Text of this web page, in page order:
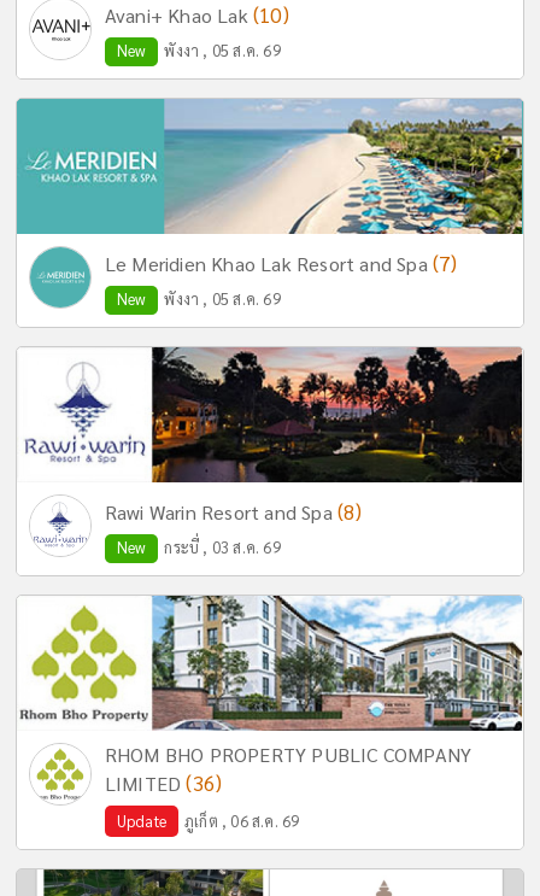
Avani+ Khao Lak (10)
New พังงา , 05 ส.ค. 69
Le Meridien Khao Lak Resort and Spa (7)
New พังงา , 05 ส.ค. 69
Rawi Warin Resort and Spa (8)
New กระบี่ , 03 ส.ค. 69
RHOM BHO PROPERTY PUBLIC COMPANY
LIMITED(36)
Update ภูเก็ต , 06 ส.ค. 69